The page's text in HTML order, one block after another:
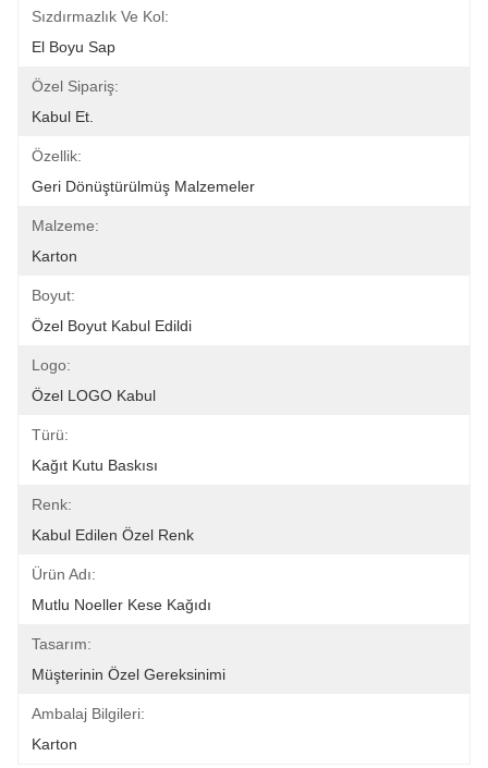
Sızdırmazlık Ve Kol:
El Boyu Sap
Özel Sipariş:
Kabul Et.
Özellik:
Geri Dönüştürülmüş Malzemeler
Malzeme:
Karton
Boyut:
Özel Boyut Kabul Edildi
Logo:
Özel LOGO Kabul
Türü:
Kağıt Kutu Baskısı
Renk:
Kabul Edilen Özel Renk
Ürün Adı:
Mutlu Noeller Kese Kağıdı
Tasarım:
Müşterinin Özel Gereksinimi
Ambalaj Bilgileri:
Karton